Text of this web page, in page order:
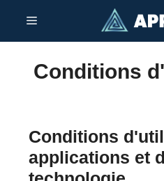
contenu
Menu
Conditions
Conditions
applications et